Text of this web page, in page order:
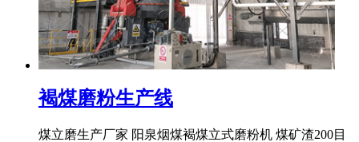
褐煤磨粉生产线
煤立磨生产厂家 阳泉烟煤褐煤立式磨粉机 煤矿渣200目